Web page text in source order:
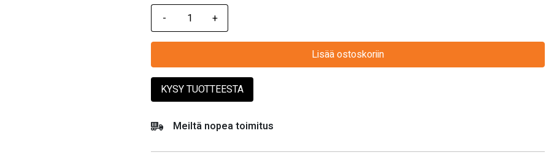
Lisää ostoskoriin
KYSY TUOTTEESTA
Meiltä nopea toimitus